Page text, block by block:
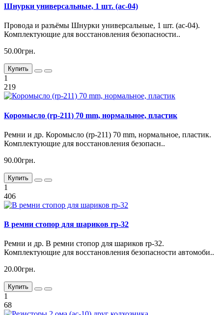
Шнурки универсальные, 1 шт. (ac-04)
Провода и разъёмы Шнурки универсальные, 1 шт. (ac-04).
Комплектующие для восстановления безопасности..
50.00грн.
Купить
1
219
Коромысло (rp-211) 70 mm, нормальное, пластик
Ремни и др. Коромысло (rp-211) 70 mm, нормальное, пластик.
Комплектующие для восстановления безопасн..
90.00грн.
Купить
1
406
В ремни стопор для шариков rp-32
Ремни и др. В ремни стопор для шариков rp-32.
Комплектующие для восстановления безопасности автомоби..
20.00грн.
Купить
1
68